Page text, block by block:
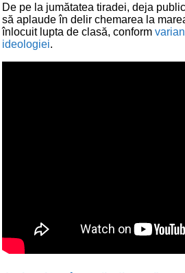
De pe la jumătatea tiradei, deja
să aplaude în delir chemarea la
înlocuit lupta de clasă, conform
ideologiei.